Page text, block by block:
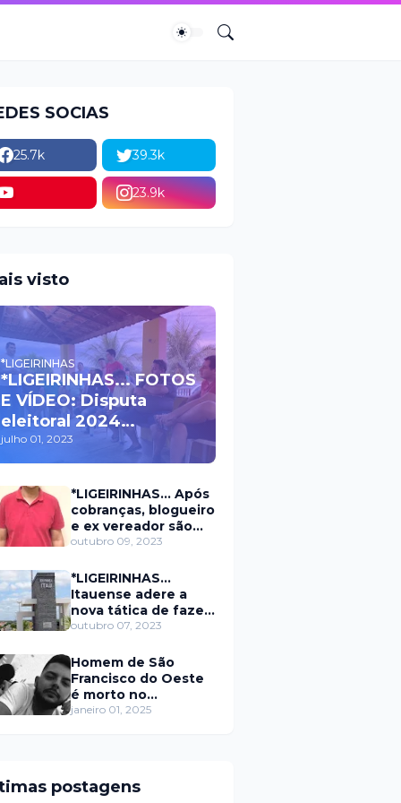
SOCIAS
25.7k 39.3k
23.9k
visto
*LIGEIRINHAS
*LIGEIRINHAS... FOTOS
E VÍDEO: Disputa
eleitoral 2024
movimenta políticos
da oposição em Itaú na
escolha do candidato
a prefeito
julho 01, 2023
*LIGEIRINHAS... Após
cobranças, blogueiro
e ex vereador são
xingados pelo
prefeitura de Itaú
outubro 09, 2023
*LIGEIRINHAS...
Itauense adere a
nova tática de fazer
exame através de
outubro 07, 2023
Homem de São
Francisco do Oeste
é morto no
município de
janeiro 01, 2025
postagens